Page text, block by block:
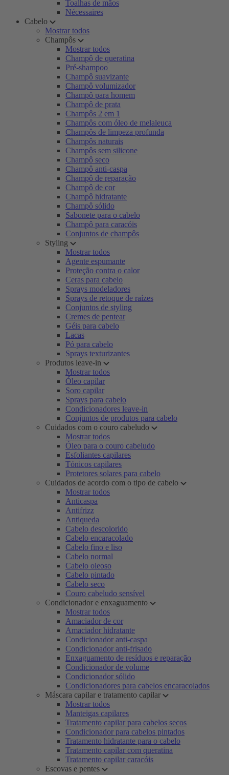
Toalhas de mãos
Nécessaires
Cabelo
Mostrar todos
Champôs
Mostrar todos
Champô de queratina
Pré-shampoo
Champô suavizante
Champô volumizador
Champô para homem
Champô de prata
Champôs 2 em 1
Champôs com óleo de melaleuca
Champôs de limpeza profunda
Champôs naturais
Champôs sem silicone
Champô seco
Champô anti-caspa
Champô de reparação
Champô de cor
Champô hidratante
Champô sólido
Sabonete para o cabelo
Champô para caracóis
Conjuntos de champôs
Styling
Mostrar todos
Agente espumante
Proteção contra o calor
Ceras para cabelo
Sprays modeladores
Sprays de retoque de raízes
Conjuntos de styling
Cremes de pentear
Géis para cabelo
Lacas
Pó para cabelo
Sprays texturizantes
Produtos leave-in
Mostrar todos
Óleo capilar
Soro capilar
Sprays para cabelo
Condicionadores leave-in
Conjuntos de produtos para cabelo
Cuidados com o couro cabeludo
Mostrar todos
Óleo para o couro cabeludo
Esfoliantes capilares
Tónicos capilares
Protetores solares para cabelo
Cuidados de acordo com o tipo de cabelo
Mostrar todos
Anticaspa
Antifrizz
Antiqueda
Cabelo descolorido
Cabelo encaracolado
Cabelo fino e liso
Cabelo normal
Cabelo oleoso
Cabelo pintado
Cabelo seco
Couro cabeludo sensível
Condicionador e enxaguamento
Mostrar todos
Amaciador de cor
Amaciador hidratante
Condicionador anti-caspa
Condicionador anti-frisado
Enxaguamento de resíduos e reparação
Condicionador de volume
Condicionador sólido
Condicionadores para cabelos encaracolados
Máscara capilar e tratamento capilar
Mostrar todos
Manteigas capilares
Tratamento capilar para cabelos secos
Condicionador para cabelos pintados
Tratamento hidratante para o cabelo
Tratamento capilar com queratina
Tratamento capilar caracóis
Escovas e pentes